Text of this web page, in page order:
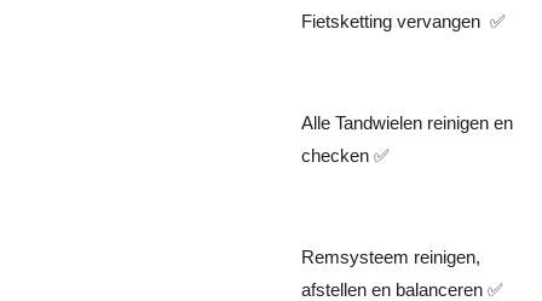
Fietsketting vervangen ✅️
Alle Tandwielen reinigen en
checken ✅️
Remsysteem reinigen,
afstellen en balanceren ✅️